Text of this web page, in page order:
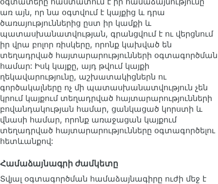
առ այն, որ նա օգտվում է կայքից և դրա
ծառայություններից ըստ իր կամքի և
պատասխանատվության, գրանցվում է ու վերցնում
իր վրա բոլոր ռիսկերը, որոնք կախված են
տեղադրված հայտարարությունների օգտագործման
համար: Իսկ կայքը, այդ թվում կայքի
ղեկավարությունը, աշխատակիցներն ու
գործակալները ոչ մի պատասխանատվություն չեն
կրում կայքում տեղադրված հայտարարությունների
բովանդակության համար, ցանկացած կորստի և
վնասի համար, որոնք առաջացան կայքում
տեղադրված հայտարարությունները օգտագործելու
հետևանքով:
Համաձայնագրի ժամկետը
Տվյալ օգտագործման համաձայնագիրը ուժի մեջ է